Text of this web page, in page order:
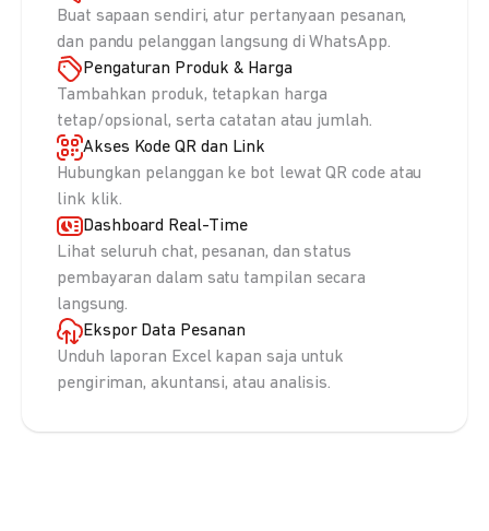
Buat sapaan sendiri, atur pertanyaan pesanan,
dan pandu pelanggan langsung di WhatsApp.
Pengaturan Produk & Harga
Tambahkan produk, tetapkan harga
tetap/opsional, serta catatan atau jumlah.
Akses Kode QR dan Link
Hubungkan pelanggan ke bot lewat QR code atau
link klik.
Dashboard Real-Time
Lihat seluruh chat, pesanan, dan status
pembayaran dalam satu tampilan secara
langsung.
Ekspor Data Pesanan
Unduh laporan Excel kapan saja untuk
pengiriman, akuntansi, atau analisis.